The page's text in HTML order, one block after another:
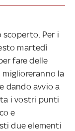
scoperto. Per i
martedì
fare delle
miglioreranno la
dando avvio a
i vostri punti
e
due elementi